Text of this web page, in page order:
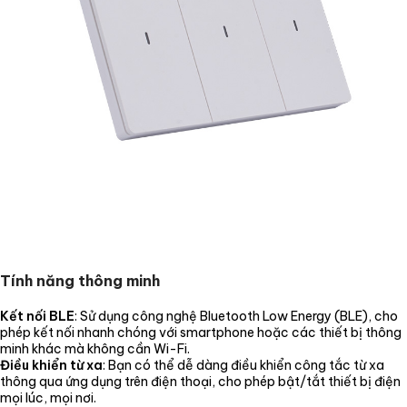
Tính năng thông minh
Kết nối BLE: Sử dụng công nghệ Bluetooth Low Energy (BLE), cho
phép kết nối nhanh chóng với smartphone hoặc các thiết bị thông
minh khác mà không cần Wi-Fi.
Điều khiển từ xa: Bạn có thể dễ dàng điều khiển công tắc từ xa
thông qua ứng dụng trên điện thoại, cho phép bật/tắt thiết bị điện
mọi lúc, mọi nơi.